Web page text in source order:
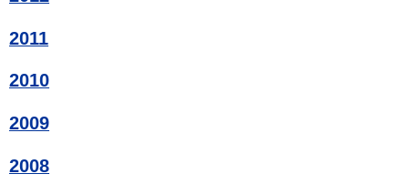
2011
2010
2009
2008